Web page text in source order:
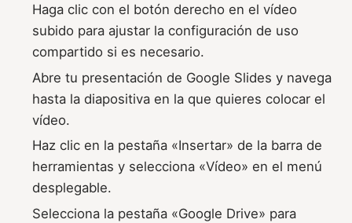
Haga clic con el botón derecho en el vídeo
subido para ajustar la configuración de uso
compartido si es necesario.
Abre tu presentación de Google Slides y navega
hasta la diapositiva en la que quieres colocar el
vídeo.
Haz clic en la pestaña «Insertar» de la barra de
herramientas y selecciona «Vídeo» en el menú
desplegable.
Selecciona la pestaña «Google Drive» para